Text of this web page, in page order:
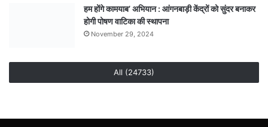
हम होंगे कामयाब’ अभियान : आंगनबाड़ी केंद्रों को सुंदर बनाकर
होगी पोषण वाटिका की स्थापना
November 29, 2024
All (24733)